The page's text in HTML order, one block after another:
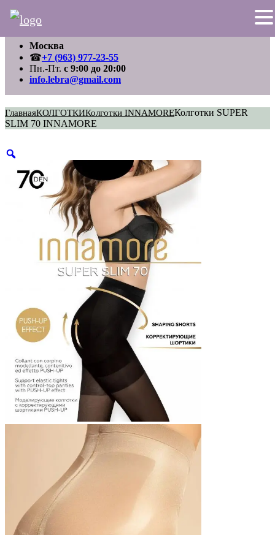
Перейти
содержимому
Москва
☎+7 (963) 977-23-55
Пн.-Пт. с 9:00 до 20:00
info.lebra@gmail.com
ГлавнаяКОЛГОТКИКолготки INNAMOREКолготки SUPER
SLIM 70 INNAMORE